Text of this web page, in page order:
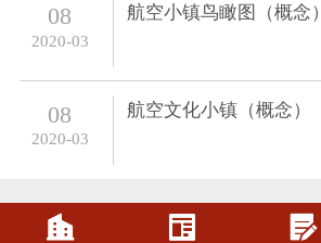
08
2020-03
航空小镇鸟瞰图（概念）
08
2020-03
航空文化小镇（概念）
  